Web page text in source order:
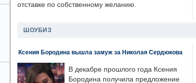
отставке по собственному желанию.
ШОУБИЗ
Ксения Бородина вышла замуж за Николая Сердюкова
В декабре прошлого года Ксения
Бородина получила предложение